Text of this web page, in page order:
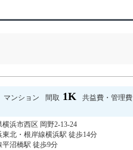
マンション 間取 1K 共益費・管理費
浜市西区 岡野2-13-24
東北・根岸線横浜駅 徒歩14分
平沼橋駅 徒歩9分